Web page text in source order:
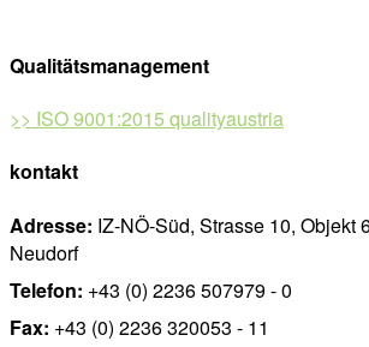
Qualitätsmanagement
>> ISO 9001:2015 qualityaustria
kontakt
Adresse: IZ-NÖ-Süd, Strasse 10, Objekt
Neudorf
Telefon: +43 (0) 2236 507979 - 0
Fax: +43 (0) 2236 320053 - 11